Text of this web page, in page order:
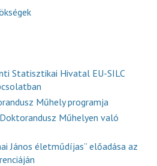
Statisztikai Hivatal EU-SILC
Műhely programja
Műhelyen való
János életműdíjas” előadása az